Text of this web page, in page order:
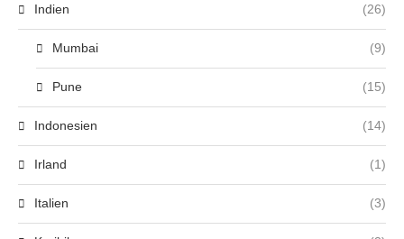
Indien (26)
Mumbai (9)
Pune (15)
Indonesien (14)
Irland (1)
Italien (3)